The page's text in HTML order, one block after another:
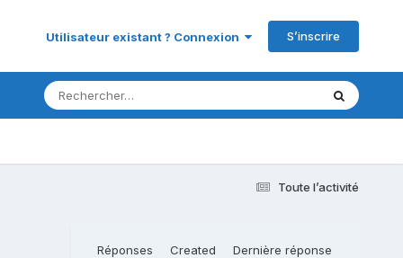
Utilisateur existant ? Connexion S’inscrire
Toute l’activité
Réponses Created Dernière réponse